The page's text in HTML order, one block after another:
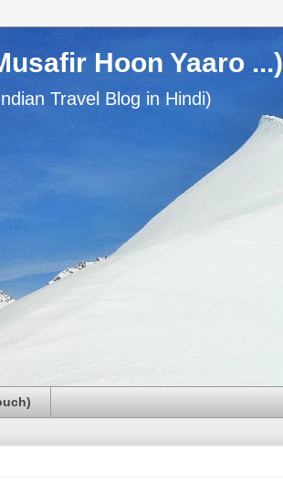
Hoon Yaaro ...)
Indian Travel Blog in Hindi)